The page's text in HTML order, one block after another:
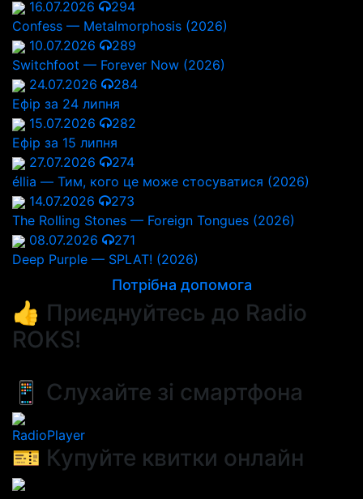
16.07.2026
294
Confess — Metalmorphosis (2026)
10.07.2026
289
Switchfoot — Forever Now (2026)
24.07.2026
284
Ефір за 24 липня
15.07.2026
282
Ефір за 15 липня
27.07.2026
274
éllia — Тим, кого це може стосуватися (2026)
14.07.2026
273
The Rolling Stones — Foreign Tongues (2026)
08.07.2026
271
Deep Purple — SPLAT! (2026)
Потрібна допомога
👍 Приєднуйтесь до Radio
ROKS!
📱 Слухайте зі смартфона
RadioPlayer
🎫 Купуйте квитки онлайн